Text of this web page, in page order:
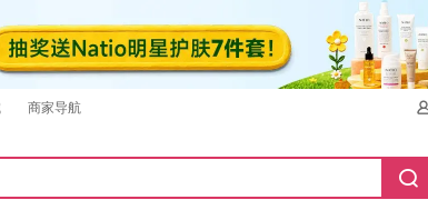
商家导航